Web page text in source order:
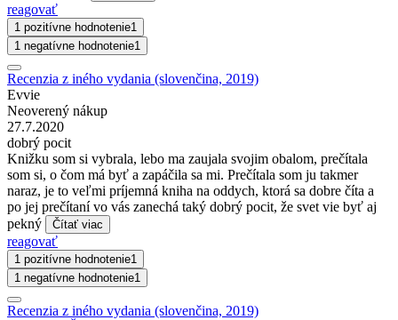
reagovať
1 pozitívne hodnotenie1
1 negatívne hodnotenie1
Recenzia z iného vydania (slovenčina, 2019)
Evvie
Neoverený nákup
27.7.2020
dobrý pocit
Knižku som si vybrala, lebo ma zaujala svojim obalom, prečítala
som si, o čom má byť a zapáčila sa mi. Prečítala som ju takmer
naraz, je to veľmi príjemná kniha na oddych, ktorá sa dobre číta a
po jej prečítaní vo vás zanechá taký dobrý pocit, že svet vie byť aj
pekný
Čítať viac
reagovať
1 pozitívne hodnotenie1
1 negatívne hodnotenie1
Recenzia z iného vydania (slovenčina, 2019)